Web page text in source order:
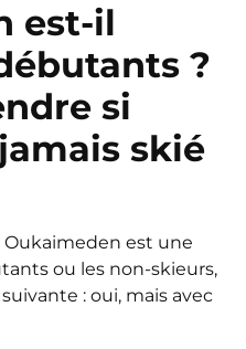
est-il
?
si
skié
Oukaimeden est une
ou les non-skieurs,
: oui, mais avec